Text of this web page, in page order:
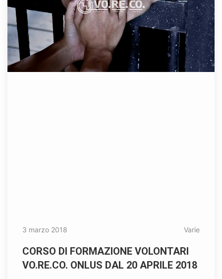
3 marzo 2018 Varie
CORSO DI FORMAZIONE VOLONTARI
VO.RE.CO. ONLUS DAL 20 APRILE 2018